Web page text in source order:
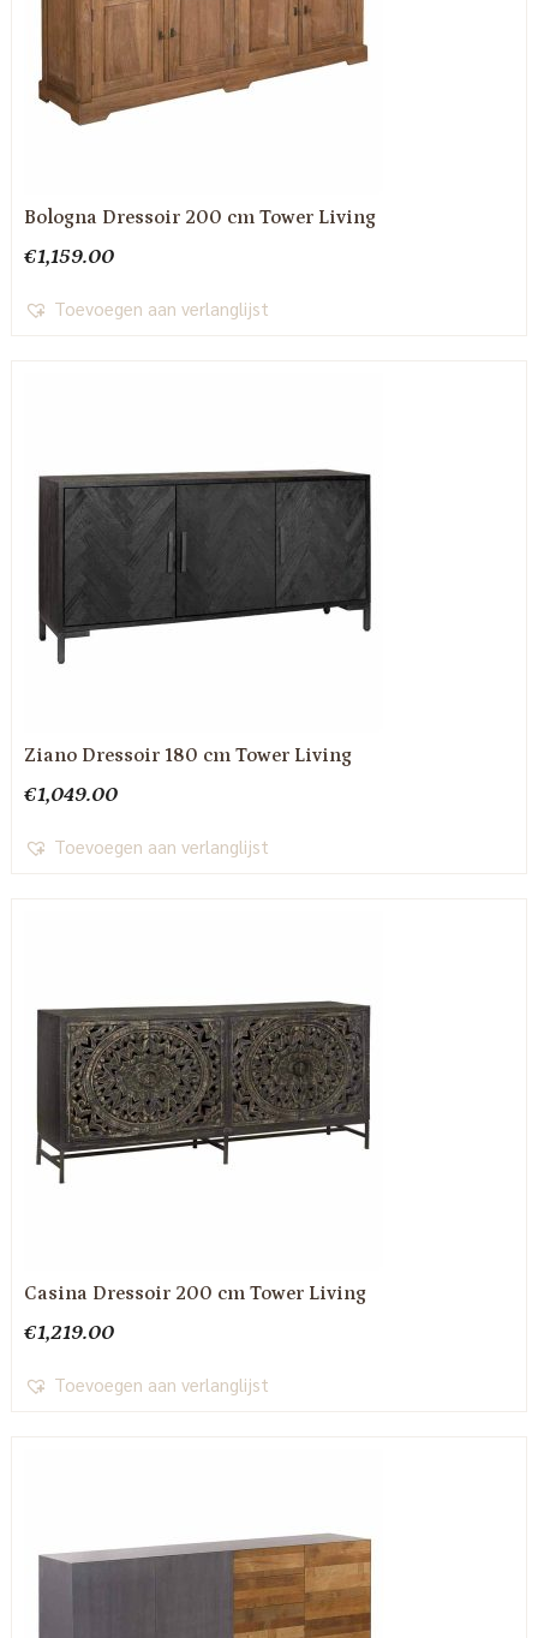
Bologna Dressoir 200 cm Tower Living
€1,159.00
Toevoegen aan verlanglijst
Ziano Dressoir 180 cm Tower Living
€1,049.00
Toevoegen aan verlanglijst
Casina Dressoir 200 cm Tower Living
€1,219.00
Toevoegen aan verlanglijst